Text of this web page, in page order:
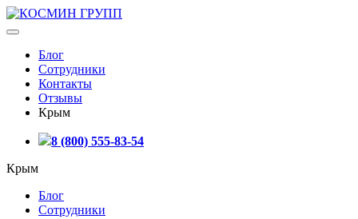
Блог
Сотрудники
Контакты
Отзывы
Крым
8 (800) 555-83-54
Крым
Блог
Сотрудники